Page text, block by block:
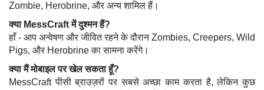
Zombie, Herobrine, और अन्य शामिल हैं।
क्या MessCraft में दुश्मन हैं?
हाँ - आप अन्वेषण और जीवित रहने के दौरान Zombies, Creepers, Wild
Pigs, और Herobrine का सामना करेंगे।
क्या मैं मोबाइल पर खेल सकता हूँ?
MessCraft पीसी ब्राउज़रों पर सबसे अच्छा काम करता है, लेकिन कुछ